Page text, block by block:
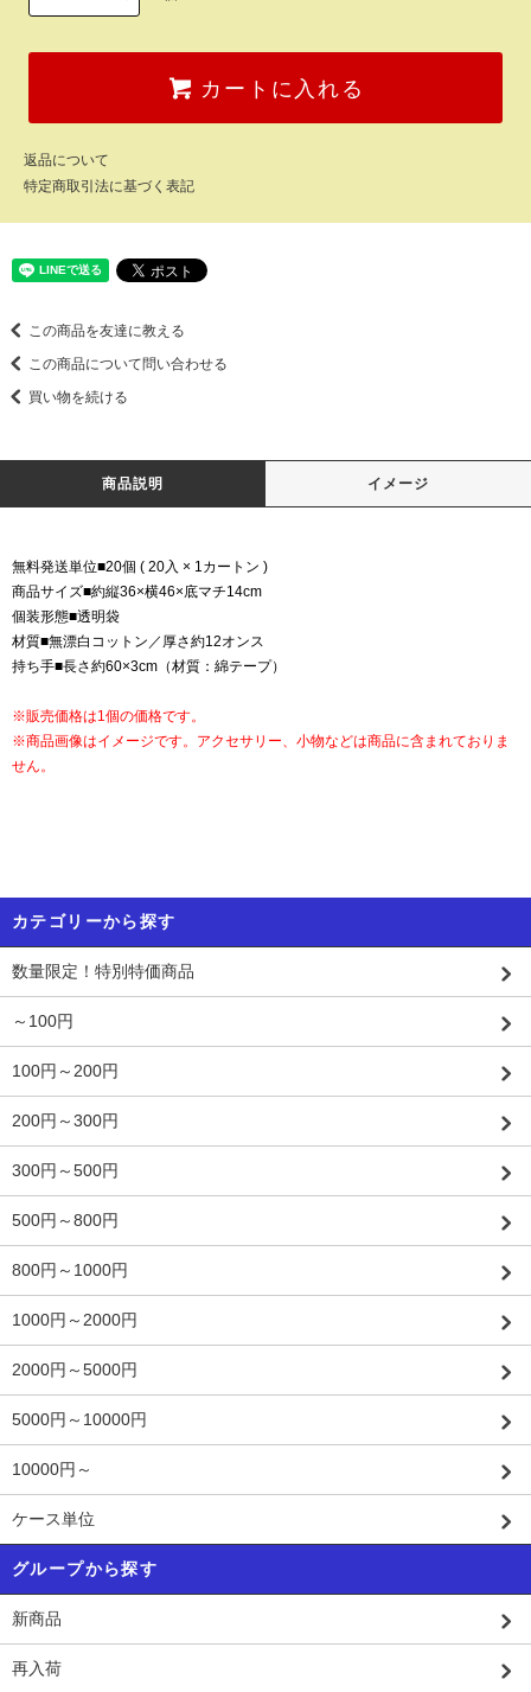
カートに入れる
返品について
特定商取引法に基づく表記
この商品を友達に教える
この商品について問い合わせる
買い物を続ける
商品説明 イメージ
無料発送単位■20個 ( 20入 × 1カートン )
商品サイズ■約縦36×横46×底マチ14cm
個装形態■透明袋
材質■無漂白コットン／厚さ約12オンス
持ち手■長さ約60×3cm（材質：綿テープ）
※販売価格は1個の価格です。
※商品画像はイメージです。アクセサリー、小物などは商品に含まれておりま
せん。
カテゴリーから探す
数量限定！特別特価商品
～100円
100円～200円
200円～300円
300円～500円
500円～800円
800円～1000円
1000円～2000円
2000円～5000円
5000円～10000円
10000円～
ケース単位
グループから探す
新商品
再入荷